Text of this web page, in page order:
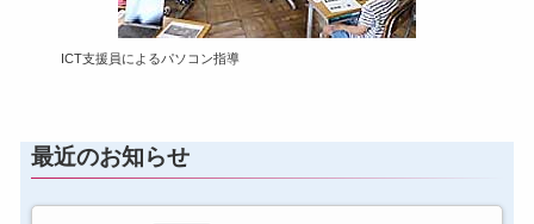
ICT支援員によるパソコン指導
最近のお知らせ